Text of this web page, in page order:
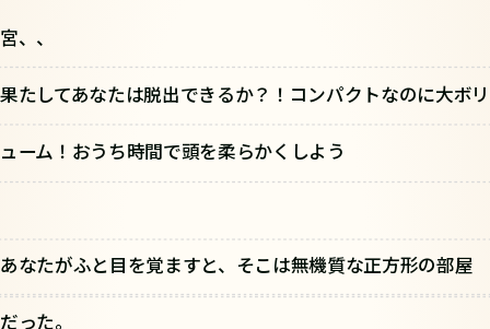
宮、、
果たしてあなたは脱出できるか？！コンパクトなのに大ボリ
ューム！おうち時間で頭を柔らかくしよう
あなたがふと目を覚ますと、そこは無機質な正方形の部屋
だった。